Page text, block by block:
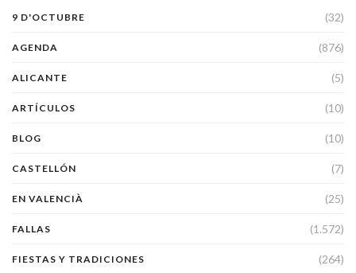
9 D'OCTUBRE (32)
AGENDA (876)
ALICANTE (5)
ARTÍCULOS (10)
BLOG (10)
CASTELLÓN (7)
EN VALENCIÀ (25)
FALLAS (1.572)
FIESTAS Y TRADICIONES (264)